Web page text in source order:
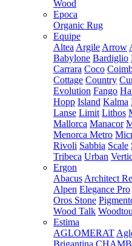
Wood
Epoca
Organic Rug
Equipe
Altea Argile Arrow
Babylone Bardiglio
Carrara Coco
Cottage Country
Evolution Fango
Hopp Island Kalma
Lanse Limit Lithos
Mallorca Manacor
Menorca Metro
Rivoli Sabbia Scale
Tribeca Urban
Ergon
Abacus Architect
Alpen Elegance Pro
Oros Stone
Wood Talk
Estima
AGLOMERAT